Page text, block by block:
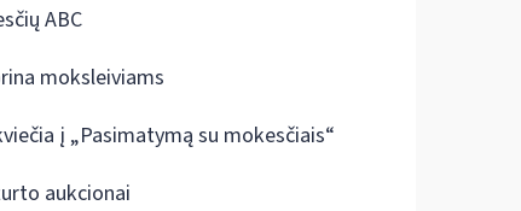
ABC
moksleiviams
į „Pasimatymą su mokesčiais“
aukcionai